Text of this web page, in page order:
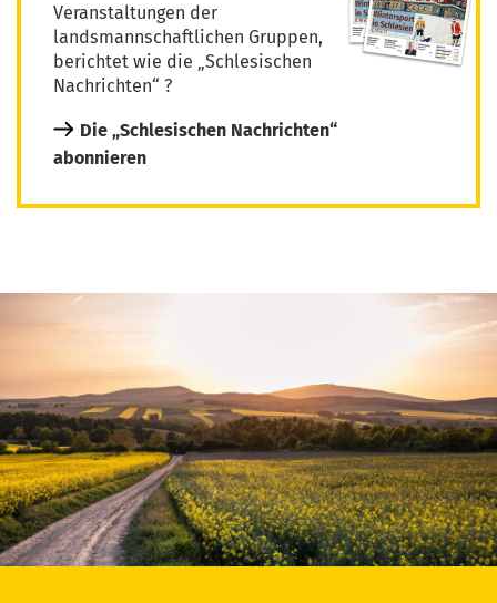
Veranstaltungen der
landsmannschaftlichen Gruppen,
berichtet wie die „Schlesischen
Nachrichten“ ?
Die „Schlesischen Nachrichten“
abonnieren